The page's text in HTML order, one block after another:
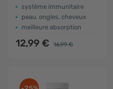
système immunitaire
peau, ongles, cheveux
meilleure absorption
12,99 € 16,99 €